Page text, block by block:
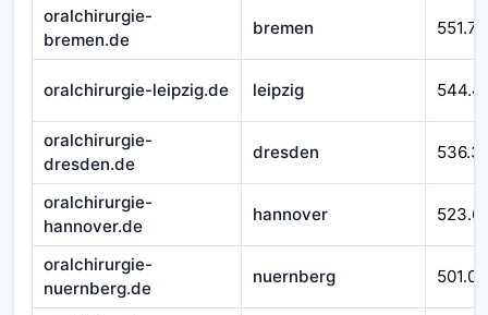
oralchirurgie-
bremen.de
bremen
oralchirurgie-leipzig.de leipzig
oralchirurgie-
dresden.de
dresden
oralchirurgie-
hannover.de
hannover
oralchirurgie-
nuernberg.de
nuernberg